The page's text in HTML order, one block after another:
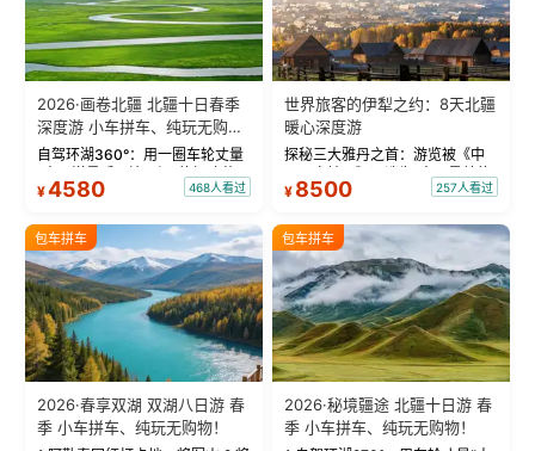
2026·画卷北疆 北疆十日春季
深度游 小车拼车、纯玩无购
物！
自驾环湖360°：用一圈车轮丈量
“大西洋最后一滴眼泪”的极致蔚
蓝。 赛湖旅拍：甄选多款风格服
绝美瞬间。 赛湖坦克300跟车视
频：专业摄影师...
¥4580 468人看过
世界旅客的伊犁之约：8天北疆
暖心深度游
探秘三大雅丹之首：游览被《中
国国家地理》评选为“中国最美的
三大雅丹”第一名的克拉玛依魔鬼
瓦人最大村落——禾木村，欣赏
晨雾与小木...
¥ 8500 257人看过
包车拼车
2026·春享双湖 双湖八日游 春
季 小车拼车、纯玩无购物！
包车拼车
2026·秘境疆途 北疆十日游 春
季 小车拼车、纯玩无购物！